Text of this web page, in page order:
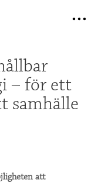
– för ett
samhälle
att